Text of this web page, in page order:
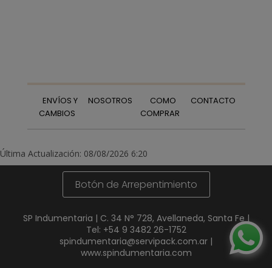
ENVÍOS Y
CAMBIOS
NOSOTROS
COMO
COMPRAR
CONTACTO
Última Actualización: 08/08/2026 6:20
Botón de Arrepentimiento
SP Indumentaria | C. 34 N° 728, Avellaneda, Santa Fe |
Tel: +54 9 3482 26-1752
spindumentaria@servipack.com.ar |
www.spindumentaria.com